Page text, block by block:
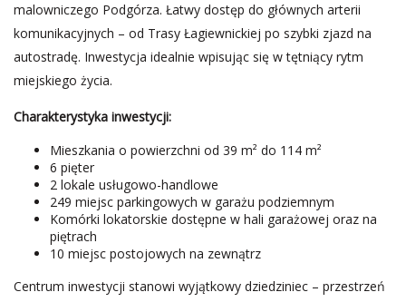
malowniczego Podgórza. Łatwy dostęp do głównych arterii
komunikacyjnych – od Trasy Łagiewnickiej po szybki zjazd na
autostradę. Inwestycja idealnie wpisując się w tętniący rytm
miejskiego życia.
Charakterystyka inwestycji:
Mieszkania o powierzchni od 39 m² do 114 m²
6 pięter
2 lokale usługowo-handlowe
249 miejsc parkingowych w garażu podziemnym
Komórki lokatorskie dostępne w hali garażowej oraz na
piętrach
10 miejsc postojowych na zewnątrz
Centrum inwestycji stanowi wyjątkowy dziedziniec – przestrzeń